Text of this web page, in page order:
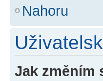
Nahoru
Jak změním